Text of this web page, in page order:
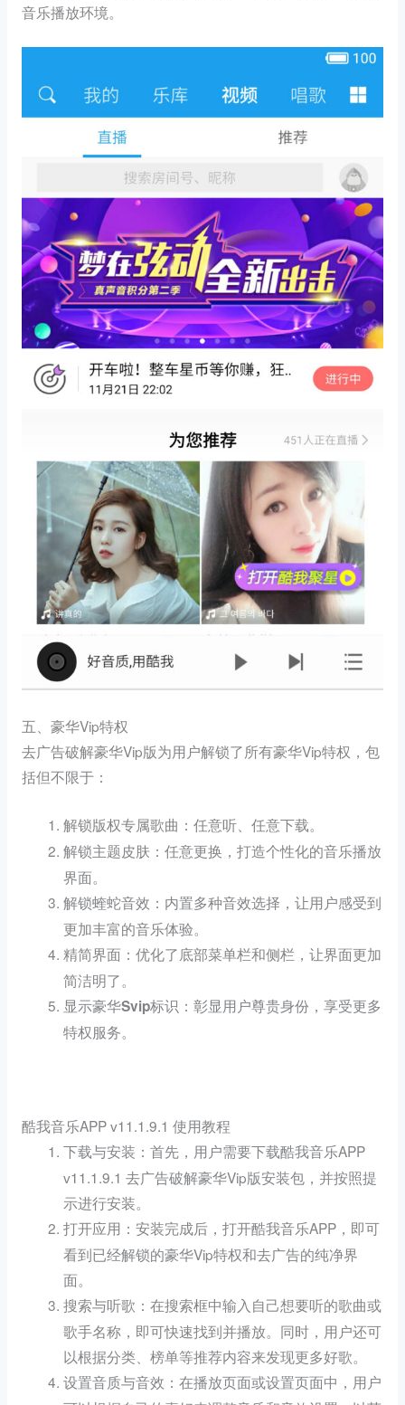
音乐播放环境。
五、豪华Vip特权
去广告破解豪华Vip版为用户解锁了所有豪华Vip特权，包
括但不限于：
解锁版权专属歌曲 ：任意听、任意下载。
解锁主题皮肤 ：任意更换，打造个性化的音乐播放
界面。
解锁蝰蛇音效 ：内置多种音效选择，让用户感受到
更加丰富的音乐体验。
精简界面 ：优化了底部菜单栏和侧栏，让界面更加
简洁明了。
显示豪华Svip标识 ：彰显用户尊贵身份，享受更多
特权服务。
酷我音乐APP v11.1.9.1 使用教程
下载与安装 ：首先，用户需要下载酷我音乐APP
v11.1.9.1 去广告破解豪华Vip版安装包，并按照提
示进行安装。
打开应用 ：安装完成后，打开酷我音乐APP，即可
看到已经解锁的豪华Vip特权和去广告的纯净界
面。
搜索与听歌 ：在搜索框中输入自己想要听的歌曲或
歌手名称，即可快速找到并播放。同时，用户还可
以根据分类、榜单等推荐内容来发现更多好歌。
设置音质与音效 ：在播放页面或设置页面中，用户